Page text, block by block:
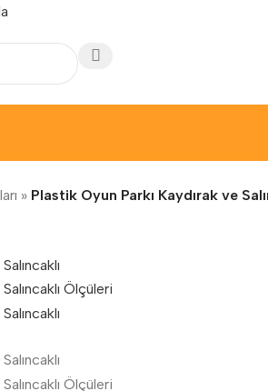
» Plastik Oyun Parkı Kaydırak ve